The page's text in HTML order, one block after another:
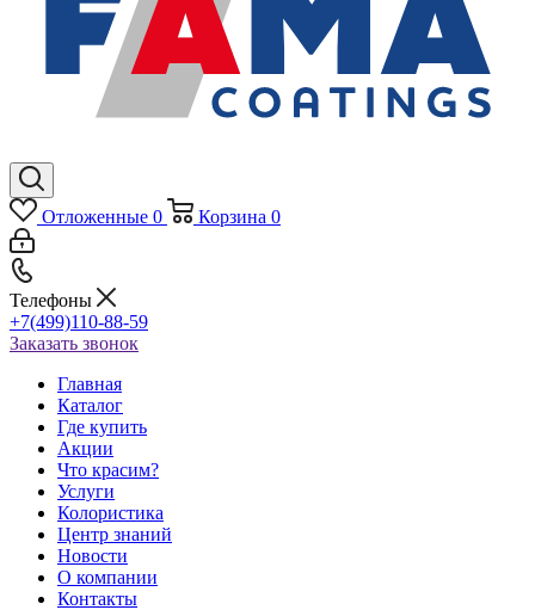
Отложенные 0 Корзина 0
Телефоны
+7(499)110-88-59
Заказать звонок
Главная
Каталог
Где купить
Акции
Что красим?
Услуги
Колористика
Центр знаний
Новости
О компании
Контакты